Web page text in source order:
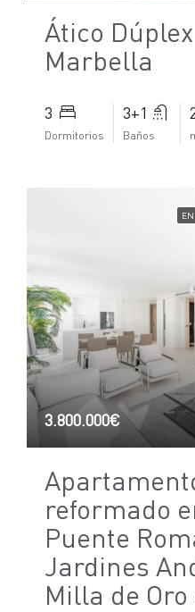
Ático
Marbella
3
Dormitorios
3+1
Baños
EN
3.800.000€
reformado
Puente
Jardines
Milla de